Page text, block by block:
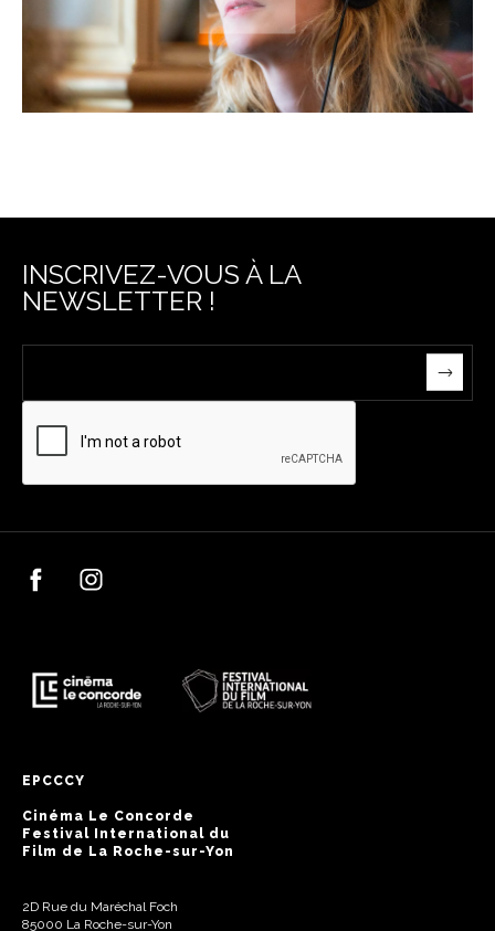
INSCRIVEZ-VOUS À LA
NEWSLETTER !
EPCCCY
Cinéma Le Concorde
Festival International du
Film de La Roche-sur-Yon
2D Rue du Maréchal Foch
85000 La Roche-sur-Yon